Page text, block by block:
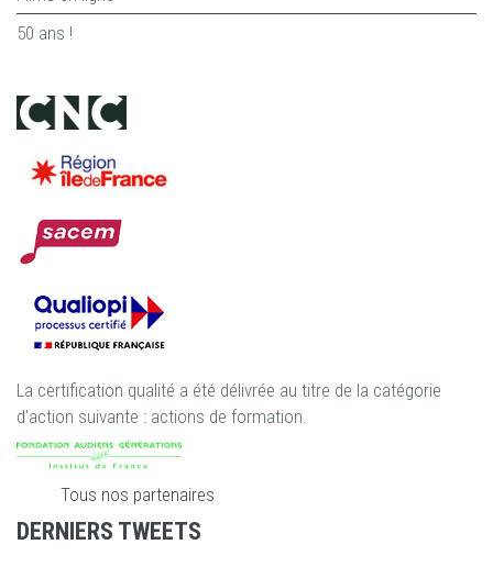
50 ans !
La certification qualité a été délivrée au titre de la catégorie
d'action suivante : actions de formation.
Tous nos partenaires
DERNIERS TWEETS